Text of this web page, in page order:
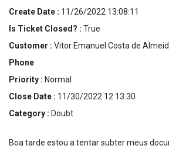
Create Date : 11/26/2022 13:08:11
Is Ticket Closed? : True
Customer : Vitor Emanuel Costa de
Phone
Priority : Normal
Close Date : 11/30/2022 12:13:30
Category : Doubt
Boa tarde estou a tentar subter meus